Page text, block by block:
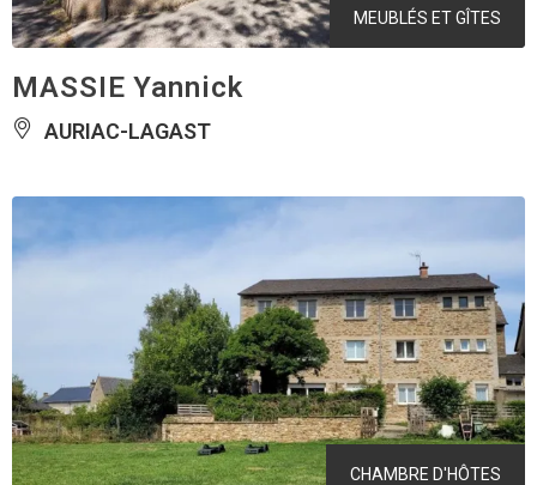
MEUBLÉS ET GÎTES
MASSIE Yannick
AURIAC-LAGAST
CHAMBRE D'HÔTES